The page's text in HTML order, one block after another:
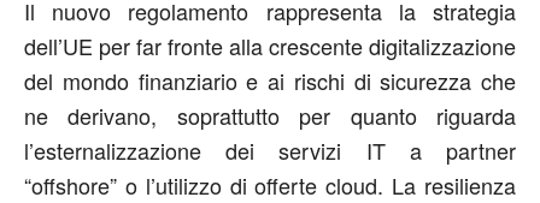
Il nuovo regolamento rappresenta la strategia
dell’UE per far fronte alla crescente digitalizzazione
del mondo finanziario e ai rischi di sicurezza che
ne derivano, soprattutto per quanto riguarda
l’esternalizzazione dei servizi IT a partner
“offshore” o l’utilizzo di offerte cloud. La resilienza